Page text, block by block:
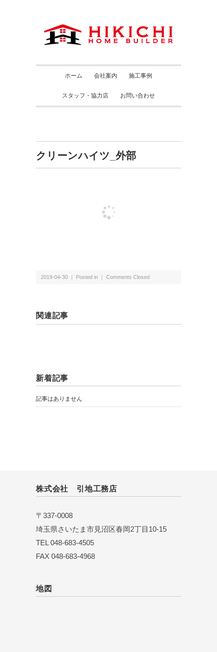
ホーム 会社案内 施工事例
スタッフ・協力店 お問い合わせ
クリーンハイツ_外部
2019-04-30 ｜ Posted in ｜ Comments Closed
関連記事
新着記事
記事はありません
株式会社 引地工務店
〒337-0008
埼玉県さいたま市見沼区春岡2丁目10-15
TEL 048-683-4505
FAX 048-683-4968
地図